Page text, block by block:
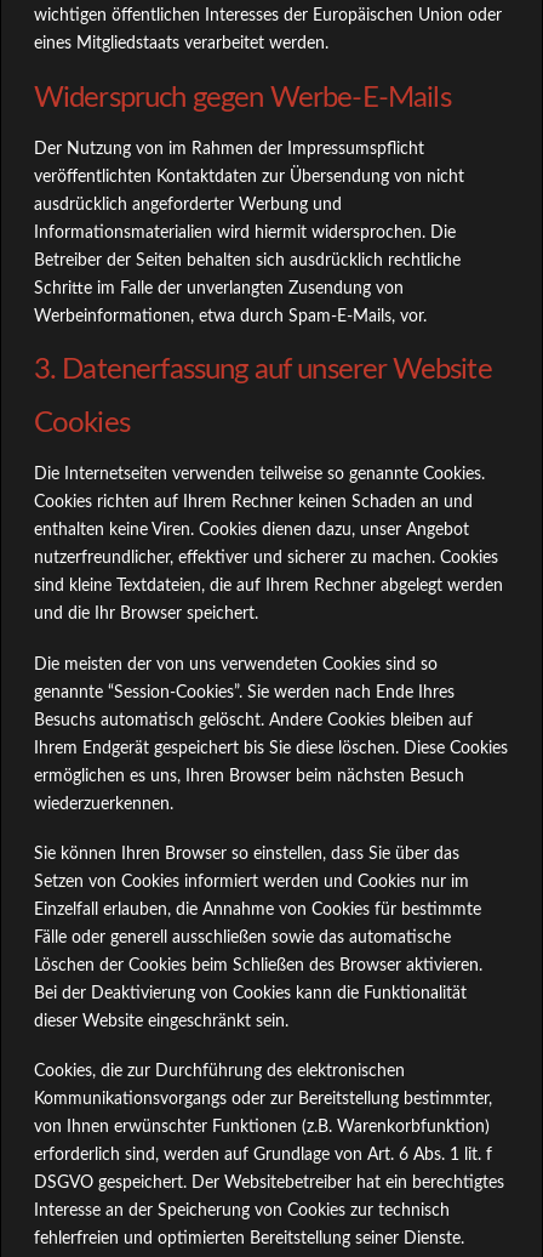
wichtigen öffentlichen Interesses der Europäischen Union oder
eines Mitgliedstaats verarbeitet werden.
Widerspruch gegen Werbe-E-Mails
Der Nutzung von im Rahmen der Impressumspflicht
veröffentlichten Kontaktdaten zur Übersendung von nicht
ausdrücklich angeforderter Werbung und
Informationsmaterialien wird hiermit widersprochen. Die
Betreiber der Seiten behalten sich ausdrücklich rechtliche
Schritte im Falle der unverlangten Zusendung von
Werbeinformationen, etwa durch Spam-E-Mails, vor.
3. Datenerfassung auf unserer Website
Cookies
Die Internetseiten verwenden teilweise so genannte Cookies.
Cookies richten auf Ihrem Rechner keinen Schaden an und
enthalten keine Viren. Cookies dienen dazu, unser Angebot
nutzerfreundlicher, effektiver und sicherer zu machen. Cookies
sind kleine Textdateien, die auf Ihrem Rechner abgelegt werden
und die Ihr Browser speichert.
Die meisten der von uns verwendeten Cookies sind so
genannte “Session-Cookies”. Sie werden nach Ende Ihres
Besuchs automatisch gelöscht. Andere Cookies bleiben auf
Ihrem Endgerät gespeichert bis Sie diese löschen. Diese Cookies
ermöglichen es uns, Ihren Browser beim nächsten Besuch
wiederzuerkennen.
Sie können Ihren Browser so einstellen, dass Sie über das
Setzen von Cookies informiert werden und Cookies nur im
Einzelfall erlauben, die Annahme von Cookies für bestimmte
Fälle oder generell ausschließen sowie das automatische
Löschen der Cookies beim Schließen des Browser aktivieren.
Bei der Deaktivierung von Cookies kann die Funktionalität
dieser Website eingeschränkt sein.
Cookies, die zur Durchführung des elektronischen
Kommunikationsvorgangs oder zur Bereitstellung bestimmter,
von Ihnen erwünschter Funktionen (z.B. Warenkorbfunktion)
erforderlich sind, werden auf Grundlage von Art. 6 Abs. 1 lit. f
DSGVO gespeichert. Der Websitebetreiber hat ein berechtigtes
Interesse an der Speicherung von Cookies zur technisch
fehlerfreien und optimierten Bereitstellung seiner Dienste.